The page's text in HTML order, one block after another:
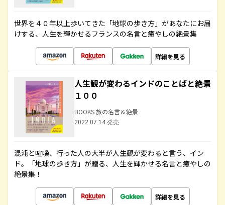
世界を４０年以上歩いてきた「地球の歩き方」があなたにお届
けする、人生を輝かせるフランスの名言と癒やしの絶景集
詳細を見る
人生観が変わるインドのことばと絶景
１００
BOOKS 旅の名言＆絶景
2022.07.14 発売
混沌と喧噪、行った人の大半が人生観が変わると言う、イン
ド。「地球の歩き方」が贈る、人生を輝かせる名言と癒やしの
絶景集！
詳細を見る